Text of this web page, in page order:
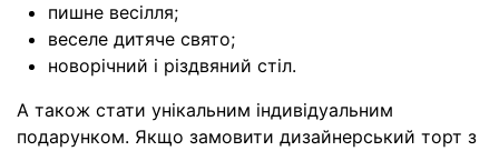
пишне весілля;
веселе дитяче свято;
новорічний і різдвяний стіл.
А також стати унікальним індивідуальним
подарунком. Якщо замовити дизайнерський торт з